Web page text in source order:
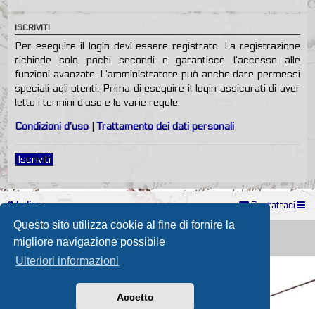
Questo sito utilizza cookie al fine di fornire la
migliore navigazione possibile
Ulteriori informazioni
Accetto
ISCRIVITI
Per eseguire il login devi essere registrato. La registrazione
richiede solo pochi secondi e garantisce l’accesso alle
funzioni avanzate. L’amministratore può anche dare permessi
speciali agli utenti. Prima di eseguire il login assicurati di aver
letto i termini d’uso e le varie regole.
Condizioni d’uso |Trattamento dei dati personali
Iscriviti
Indice Contattaci
Powered byphpBB® Forum Software © phpBB Limited
Passione Nutica 2017 style created by
Traduzione Italiana